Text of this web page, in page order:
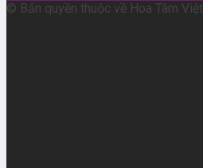
© Bản quyền thuộc về Hoa Tâm Việt